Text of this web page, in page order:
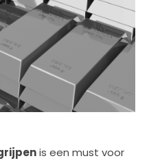
is een must voor